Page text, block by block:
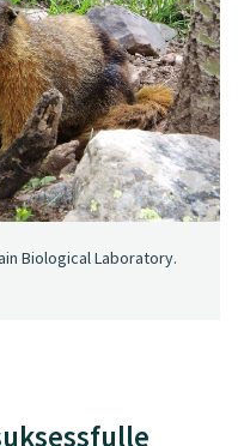
Biological Laboratory.